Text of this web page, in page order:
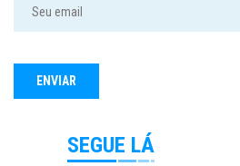
SEGUE LÁ